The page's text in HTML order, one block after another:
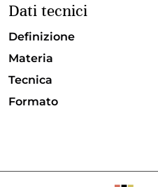
Dati tecnici
Definizione
Materia
Tecnica
Formato